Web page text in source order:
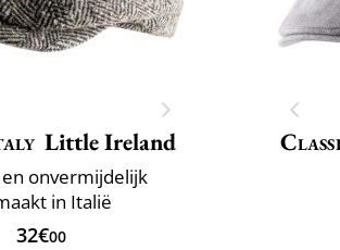
Little Ireland
onvermijdelijk
in Italië
32€00